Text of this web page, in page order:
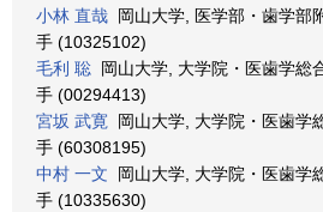
小林 直哉 岡山大学, 医学部・歯学部
手 (10325102)
毛利 聡 岡山大学, 大学院・医歯学総
手 (00294413)
宮坂 武寛 岡山大学, 大学院・医歯学
手 (60308195)
中村 一文 岡山大学, 大学院・医歯学
手 (10335630)